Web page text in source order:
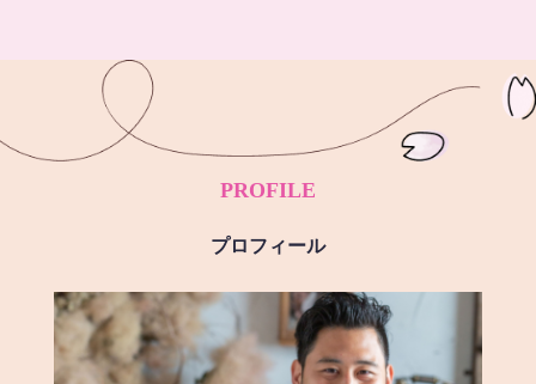
PROFILE
プロフィール